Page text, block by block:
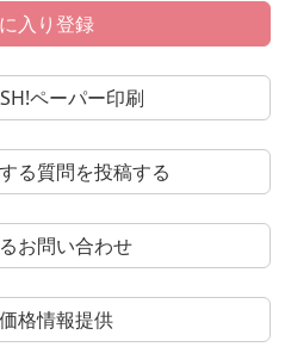
入り登録
ペーパー印刷
る質問を投稿する
お問い合わせ
格情報提供